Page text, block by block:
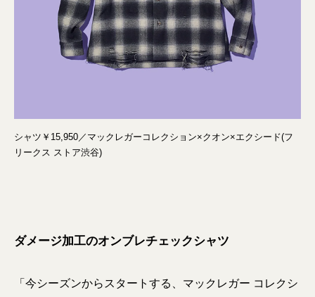
シャツ￥15,950／マックレガーコレクション×クオン×エクシード(フ
リークス ストア渋谷)
ダメージ加工のオンブレチェックシャツ
「今シーズンからスタートする、マックレガー コレクシ